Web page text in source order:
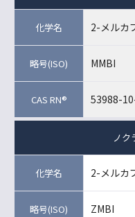
2-メルカ
MMBI
53988-
ノク
2-メルカ
ZMBI